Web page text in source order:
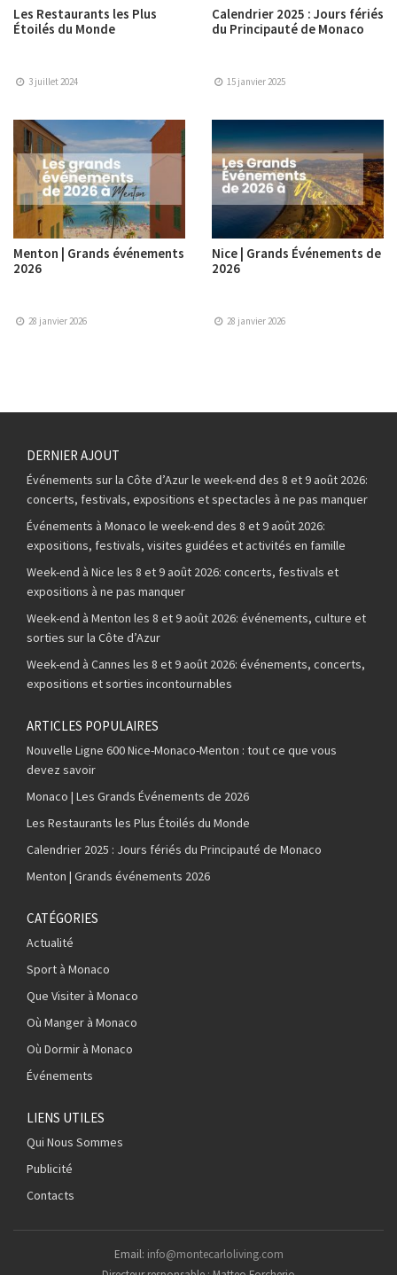
Les Restaurants les Plus
Étoilés du Monde
3 juillet 2024
Calendrier 2025 : Jours fériés
du Principauté de Monaco
15 janvier 2025
Menton | Grands événements
2026
28 janvier 2026
Nice | Grands Événements de
2026
28 janvier 2026
DERNIER AJOUT
Événements sur la Côte d’Azur le week-end des 8 et 9 août 2026:
concerts, festivals, expositions et spectacles à ne pas manquer
Événements à Monaco le week-end des 8 et 9 août 2026:
expositions, festivals, visites guidées et activités en famille
Week-end à Nice les 8 et 9 août 2026: concerts, festivals et
expositions à ne pas manquer
Week-end à Menton les 8 et 9 août 2026: événements, culture et
sorties sur la Côte d’Azur
Week-end à Cannes les 8 et 9 août 2026: événements, concerts,
expositions et sorties incontournables
ARTICLES POPULAIRES
Nouvelle Ligne 600 Nice-Monaco-Menton : tout ce que vous
devez savoir
Monaco | Les Grands Événements de 2026
Les Restaurants les Plus Étoilés du Monde
Calendrier 2025 : Jours fériés du Principauté de Monaco
Menton | Grands événements 2026
CATÉGORIES
Actualité
Sport à Monaco
Que Visiter à Monaco
Où Manger à Monaco
Où Dormir à Monaco
Événements
LIENS UTILES
Qui Nous Sommes
Publicité
Contacts
Email: info@montecarloliving.com